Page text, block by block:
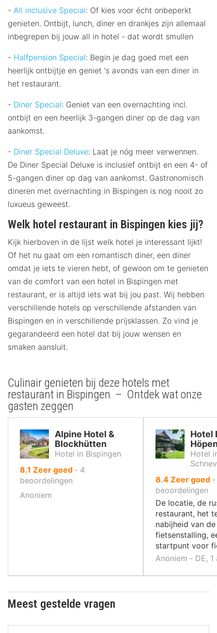
- All inclusive Special: Of kies voor écht onbeperkt
genieten. Ontbijt, lunch, diner en drankjes zijn allemaal
inbegrepen bij jouw all in hotel - dat wordt smullen
- Halfpension Special: Begin je dag goed met een
heerlijk ontbijtje en geniet ‘s avonds van een diner in
het restaurant.
- Diner Special: Geniet van een overnachting incl.
ontbijt en een heerlijk 3-gangen diner op de dag van
aankomst.
- Diner Special Deluxe: Laat je nóg meer verwennen.
De Diner Special Deluxe is inclusief ontbijt en een 4- of
5-gangen diner op dag van aankomst. Gastronomisch
dineren met overnachting in Bispingen is nog nooit zo
luxueus geweest.
Welk hotel restaurant in Bispingen kies jij?
Kijk hierboven in de lijst welk hotel je interessant lijkt!
Of het nu gaat om een romantisch diner, een diner
omdat je iets te vieren hebt, of gewoon om te genieten
van de comfort van een hotel in Bispingen met
restaurant, er is altijd iets wat bij jou past. Wij hebben
verschillende hotels op verschillende afstanden van
Bispingen en in verschillende prijsklassen. Zo vind je
gegarandeerd een hotel dat bij jouw wensen en
smaken aansluit.
Culinair genieten bij deze hotels met
restaurant in Bispingen – Ontdek wat onze
gasten zeggen
Alpine Hotel &
Blockhütten
Hotel in Bispingen
8.1 uit
10
Zeer goed ‐ 4
beoordelingen
Anoniem
Hotel
Hotel
8.4uit
10
,
Zeer goed ‐
beoordelingen
De locatie, de
restaurant, het
nabijheid van
fietsenstalling,
startpunt voor
Anoniem ‐ DE,
Meest gestelde vragen